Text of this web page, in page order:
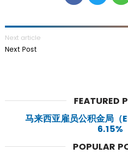
Next article
Next Post
FEATURED
马来西亚雇员公积金局（
6.15%
POPULAR